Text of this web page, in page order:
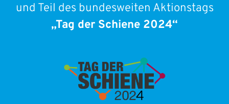
und Teil des bundesweiten Aktionstags
„Tag der Schiene 2024“